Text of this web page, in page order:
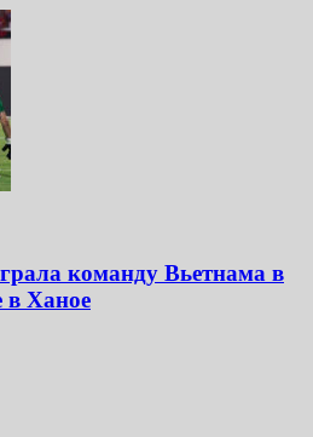
команду Вьетнама в
в Ханое